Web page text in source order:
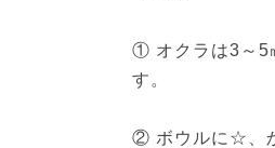
① オクラは3～5
す。
② ボウルに☆、